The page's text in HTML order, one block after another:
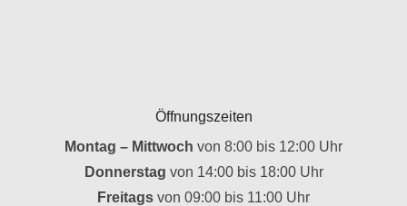
Öffnungszeiten
Montag – Mittwoch von 8:00 bis 12:00 Uhr
Donnerstag von 14:00 bis 18:00 Uhr
Freitags von 09:00 bis 11:00 Uhr